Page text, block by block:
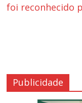
foi reconhecido
Publicidade